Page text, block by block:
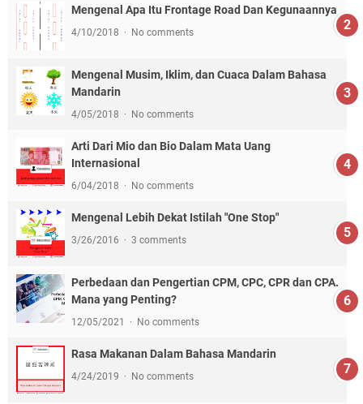
Mengenal Apa Itu Frontage Road Dan Kegunaannya
4/10/2018 No comments
Mengenal Musim, Iklim, dan Cuaca Dalam Bahasa
Mandarin
4/05/2018 No comments
Arti Dari Mio dan Bio Dalam Mata Uang
Internasional
6/04/2018 No comments
Mengenal Lebih Dekat Istilah "One Stop"
3/26/2016 3 comments
Perbedaan dan Pengertian CPM, CPC, CPR dan CPA.
Mana yang Penting?
12/05/2021 No comments
Rasa Makanan Dalam Bahasa Mandarin
4/24/2019 No comments